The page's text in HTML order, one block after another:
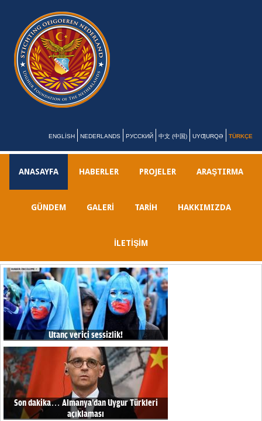
ENGLISH NEDERLANDS РУССКИЙ 中文 (中国) UYƢURQƏ TÜRKÇE
ANASAYFA HABERLER PROJELER ARAŞTIRMA
GÜNDEM GALERI TARIH HAKKIMIZDA
İLETİŞİM
Utanç verici sessizlik!
Son dakika… Almanya’dan Uygur Türkleri
açıklaması